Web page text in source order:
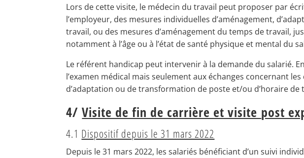
Lors de cette visite, le médecin du travail peut proposer par
l’employeur, des mesures individuelles d’aménagement,
travail, ou des mesures d’aménagement du temps de travail,
notamment à l’âge ou à l’état de santé physique et mental du
Le référent handicap peut intervenir à la demande du salarié.
l’examen médical mais seulement aux échanges concernant
d’adaptation ou de transformation de poste et/ou d’horaire de
4/Visite de fin de carrière et visite post
4.1 Dispositif depuis le 31 mars 2022
Depuis le 31 mars 2022, les salariés bénéficiant d’un suivi